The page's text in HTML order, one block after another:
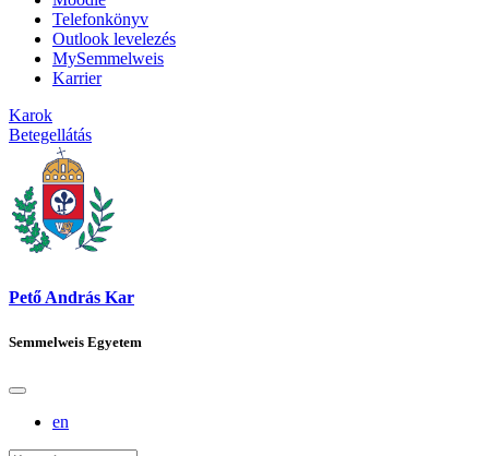
Telefonkönyv
Outlook levelezés
MySemmelweis
Karrier
Karok
Betegellátás
Pető András Kar
Semmelweis Egyetem
en